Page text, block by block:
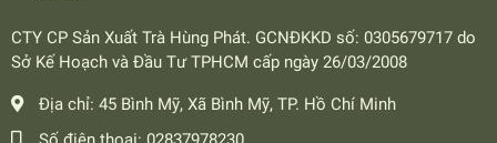
CTY CP Sản Xuất Trà Hùng Phát. GCNĐKKD số: 0305679717 do
Sở Kế Hoạch và Đầu Tư TPHCM cấp ngày 26/03/2008
Địa chỉ: 45 Bình Mỹ, Xã Bình Mỹ, TP. Hồ Chí Minh